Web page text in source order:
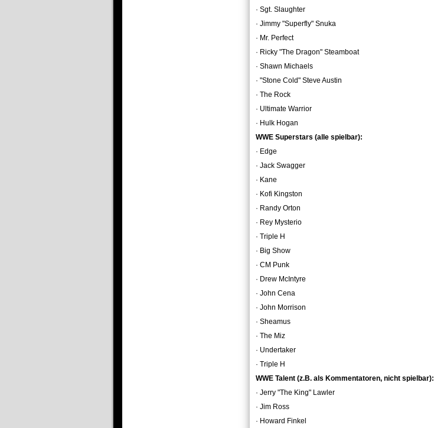
· Sgt. Slaughter
· Jimmy "Superfly" Snuka
· Mr. Perfect
· Ricky "The Dragon" Steamboat
· Shawn Michaels
· "Stone Cold" Steve Austin
· The Rock
· Ultimate Warrior
· Hulk Hogan
WWE Superstars (alle spielbar):
· Edge
· Jack Swagger
· Kane
· Kofi Kingston
· Randy Orton
· Rey Mysterio
· Triple H
· Big Show
· CM Punk
· Drew McIntyre
· John Cena
· John Morrison
· Sheamus
· The Miz
· Undertaker
· Triple H
WWE Talent (z.B. als Kommentatoren, nicht spielbar):
· Jerry "The King" Lawler
· Jim Ross
· Howard Finkel